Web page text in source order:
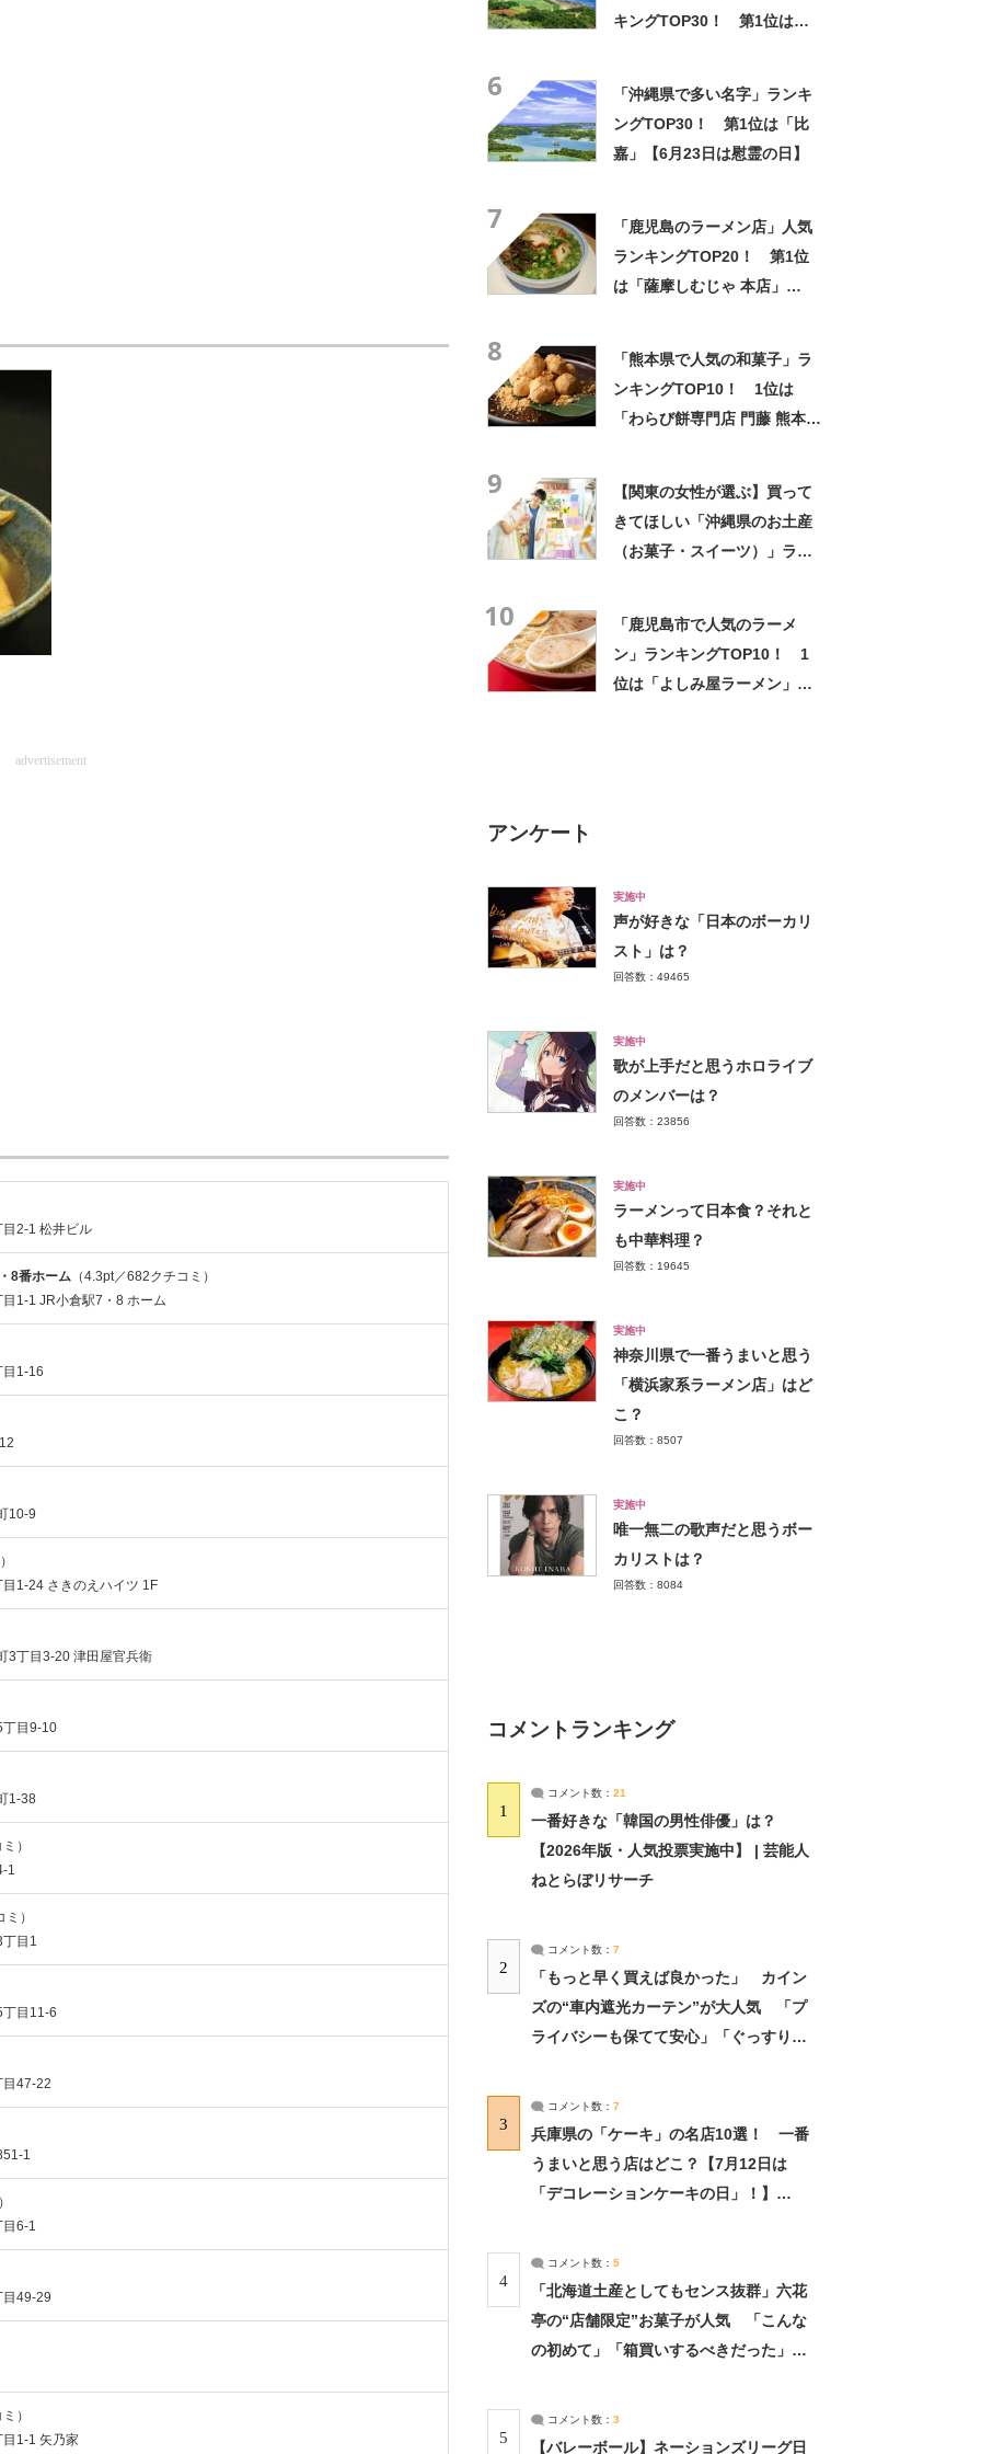
advertisement
2-1 松井ビル
8番ホーム （4.3pt／682クチコミ）
1-1 JR小倉駅7・8 ホーム
1-16
10-9
1-24 さきのえハイツ 1F
3丁目3-20 津田屋官兵衛
丁目9-10
1-38
）
1
）
目1
目11-6
目47-22
1
6-1
目49-29
）
1-1 矢乃家
キングTOP30！ 第1位は
6
「沖縄県で多い名字」ランキ
ングTOP30！ 第1位は「比
嘉」【6月23日は慰霊の日】
7
「鹿児島のラーメン店」人気
ランキングTOP20！ 第1位
は「薩摩しむじゃ 本店」
8
「熊本県で人気の和菓子」ラ
ンキングTOP10！ 1位は
「わらび餅専門店 門藤 熊本八
9
【関東の女性が選ぶ】買って
きてほしい「沖縄県のお土産
（お菓子・スイーツ）」ラン
10
「鹿児島市で人気のラーメ
ン」ランキングTOP10！ 1
位は「よしみ屋ラーメン」
アンケート
実施中
声が好きな「日本のボーカリ
スト」は？
回答数：49465
実施中
歌が上手だと思うホロライブ
のメンバーは？
回答数：23856
実施中
ラーメンって日本食？それと
も中華料理？
回答数：19645
実施中
神奈川県で一番うまいと思う
「横浜家系ラーメン店」はど
こ？
回答数：8507
実施中
唯一無二の歌声だと思うボー
カリストは？
回答数：8084
コメントランキング
1
コメント数： 21
一番好きな「韓国の男性俳優」は？
【2026年版・人気投票実施中】 | 芸能人
ねとらぼリサーチ
2
コメント数： 7
「もっと早く買えば良かった」 カイン
ズの“車内遮光カーテン”が大人気 「プ
ライバシーも保てて安心」「ぐっすり眠
3
コメント数： 7
兵庫県の「ケーキ」の名店10選！ 一番
うまいと思う店はどこ？【7月12日は
「デコレーションケーキの日」！】
4
コメント数： 5
「北海道土産としてもセンス抜群」六花
亭の“店舗限定”お菓子が人気 「こんな
の初めて」「箱買いするべきだった」
5
コメント数： 3
【バレーボール】ネーションズリーグ日